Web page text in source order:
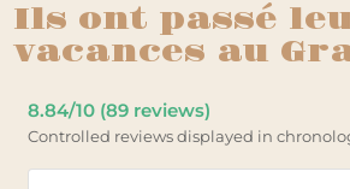
Ils ont passé
vacances au